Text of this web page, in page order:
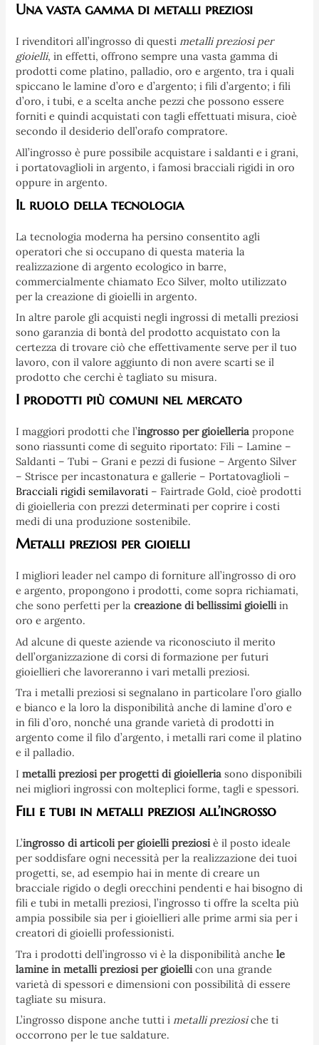
Una vasta gamma di metalli preziosi
I rivenditori all’ingrosso di questimetalli preziosi per
gioielli, in effetti, offrono sempre una vasta gamma di
prodotti come platino, palladio, oro e argento, tra i quali
spiccano le lamine d’oro e d’argento; i fili d’argento; i fili
d’oro, i tubi, e a scelta anche pezzi che possono essere
forniti e quindi acquistati con tagli effettuati misura, cioè
secondo il desiderio dell’orafo compratore.
All’ingrosso è pure possibile acquistare i saldanti e i grani,
i portatovaglioli in argento, i famosi bracciali rigidi in oro
oppure in argento.
Il ruolo della tecnologia
La tecnologia moderna ha persino consentito agli
operatori che si occupano di questa materia la
realizzazione di argento ecologico in barre,
commercialmente chiamato Eco Silver, molto utilizzato
per la creazione di gioielli in argento.
In altre parole gli acquisti negli ingrossi di metalli preziosi
sono garanzia di bontà del prodotto acquistato con la
certezza di trovare ciò che effettivamente serve per il tuo
lavoro, con il valore aggiunto di non avere scarti se il
prodotto che cerchi è tagliato su misura.
I prodotti più comuni nel mercato
I maggiori prodotti che l’ingrosso per gioielleria propone
sono riassunti come di seguito riportato: Fili – Lamine –
Saldanti – Tubi – Grani e pezzi di fusione – Argento Silver
– Strisce per incastonatura e gallerie – Portatovaglioli –
Bracciali rigidi semilavorati – Fairtrade Gold, cioè prodotti
di gioielleria con prezzi determinati per coprire i costi
medi di una produzione sostenibile.
Metalli preziosi per gioielli
I migliori leader nel campo di forniture all’ingrosso di oro
e argento, propongono i prodotti, come sopra richiamati,
che sono perfetti per lacreazione di bellissimi gioielliin
oro e argento.
Ad alcune di queste aziende va riconosciuto il merito
dell’organizzazione di corsi di formazione per futuri
gioiellieri che lavoreranno i vari metalli preziosi.
Tra i metalli preziosi si segnalano in particolare l’oro giallo
e bianco e la loro la disponibilità anche di lamine d’oro e
in fili d’oro, nonché una grande varietà di prodotti in
argento come il filo d’argento, i metalli rari come il platino
e il palladio.
Imetalli preziosi per progetti di gioielleria sono disponibili
nei migliori ingrossi con molteplici forme, tagli e spessori.
Fili e tubi in metalli preziosi all’ingrosso
L’ingrosso di articoli per gioielli preziosiè il posto ideale
per soddisfare ogni necessità per la realizzazione dei tuoi
progetti, se, ad esempio hai in mente di creare un
bracciale rigido o degli orecchini pendenti e hai bisogno di
fili e tubi in metalli preziosi, l’ingrosso ti offre la scelta più
ampia possibile sia per i gioiellieri alle prime armi sia per i
creatori di gioielli professionisti.
Tra i prodotti dell’ingrosso vi è la disponibilità anchele
lamine in metalli preziosi per gioielli con una grande
varietà di spessori e dimensioni con possibilità di essere
tagliate su misura.
L’ingrosso dispone anche tutti imetalli preziosiche ti
occorrono per le tue saldature.